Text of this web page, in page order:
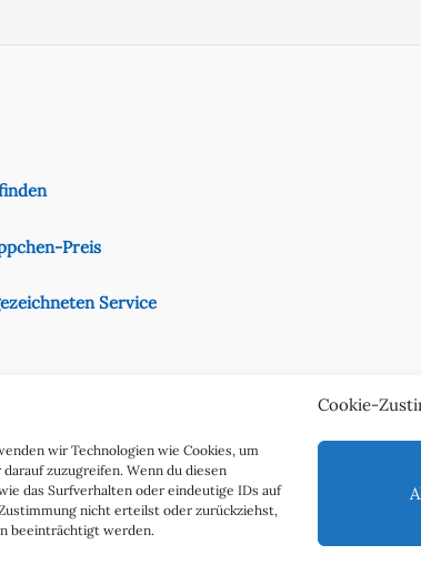
Cookie-
wir Technologien wie Cookies, um
zuzugreifen. Wenn du diesen
das Surfverhalten oder eindeutige IDs auf
nicht erteilst oder zurückziehst,
beeinträchtigt werden.
Preis
Service
Richtlinie (EU) Datenschutzerklärung